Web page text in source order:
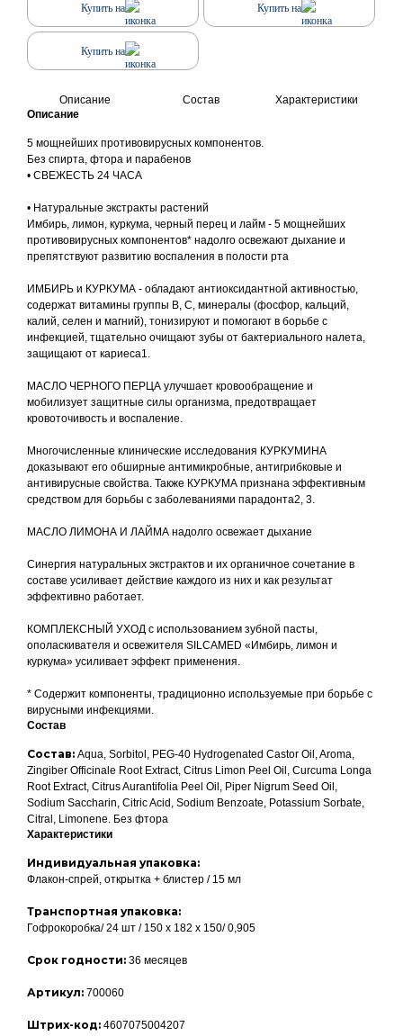
Купить на Купить на
Купить на
Описание Состав
Характеристики
Описание
5 мощнейших противовирусных компонентов.
Без спирта, фтора и парабенов
• СВЕЖЕСТЬ 24 ЧАСА
• Натуральные экстракты растений
Имбирь, лимон, куркума, черный перец и лайм - 5 мощнейших
противовирусных компонентов* надолго освежают дыхание и
препятствуют развитию воспаления в полости рта
ИМБИРЬ и КУРКУМА - обладают антиоксидантной активностью,
содержат витамины группы В, С, минералы (фосфор, кальций,
калий, селен и магний), тонизируют и помогают в борьбе с
инфекцией, тщательно очищают зубы от бактериального налета,
защищают от кариеса1.
МАСЛО ЧЕРНОГО ПЕРЦА улучшает кровообращение и
мобилизует защитные силы организма, предотвращает
кровоточивость и воспаление.
Многочисленные клинические исследования КУРКУМИНА
доказывают его обширные антимикробные, антигрибковые и
антивирусные свойства. Также КУРКУМА признана эффективным
средством для борьбы с заболеваниями парадонта2, 3.
МАСЛО ЛИМОНА И ЛАЙМА надолго освежает дыхание
Синергия натуральных экстрактов и их органичное сочетание в
составе усиливает действие каждого из них и как результат
эффективно работает.
КОМПЛЕКСНЫЙ УХОД с использованием зубной пасты,
ополаскивателя и освежителя SILCAMED «Имбирь, лимон и
куркума» усиливает эффект применения.
* Содержит компоненты, традиционно используемые при борьбе с
вирусными инфекциями.
Состав
Состав: Aqua, Sorbitol, PEG-40 Hydrogenated Castor Oil, Aroma,
Zingiber Officinale Root Extract, Citrus Limon Peel Oil, Curcuma Longa
Root Extract, Citrus Aurantifolia Peel Oil, Piper Nigrum Seed Oil,
Sodium Saccharin, Citric Acid, Sodium Benzoate, Potassium Sorbate,
Citral, Limonene. Без фтора
Характеристики
Индивидуальная упаковка:
Флакон-спрей, открытка + блистер / 15 мл
Транспортная упаковка:
Гофрокоробка/ 24 шт / 150 x 182 x 150/ 0,905
Срок годности: 36 месяцев
Артикул: 700060
Штрих-код: 4607075004207